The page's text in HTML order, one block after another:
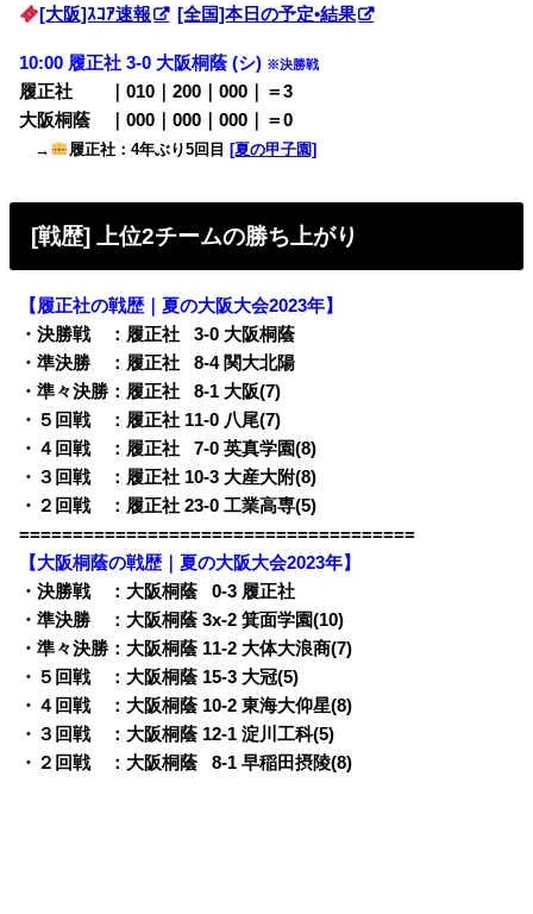
[大阪]ｽｺｱ速報 [全国]本日の予定•結果
10:00 履正社 3-0 大阪桐蔭 (シ) ※決勝戦
履正社 ｜010｜200｜000｜＝3
大阪桐蔭 ｜000｜000｜000｜＝0
→ 履正社：4年ぶり5回目 [夏の甲子園]
[戦歴] 上位2チームの勝ち上がり
【履正社の戦歴｜夏の大阪大会2023年】
・決勝戦 ：履正社
03-0 大阪桐蔭
・準決勝 ：履正社
08-4 関大北陽
・準々決勝：履正社
08-1 大阪(7)
・５回戦 ：履正社 11-0 八尾(7)
・４回戦 ：履正社
07-0 英真学園(8)
・３回戦 ：履正社 10-3 大産大附(8)
・２回戦 ：履正社 23-0 工業高専(5)
=====================================
【大阪桐蔭の戦歴｜夏の大阪大会2023年】
・決勝戦 ：大阪桐蔭
00-3 履正社
・準決勝 ：大阪桐蔭 3x-2 箕面学園(10)
・準々決勝：大阪桐蔭 11-2 大体大浪商(7)
・５回戦 ：大阪桐蔭 15-3 大冠(5)
・４回戦 ：大阪桐蔭 10-2 東海大仰星(8)
・３回戦 ：大阪桐蔭 12-1 淀川工科(5)
・２回戦 ：大阪桐蔭
08-1 早稲田摂陵(8)